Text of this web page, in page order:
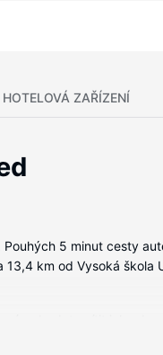
HOTELOVÁ ZAŘÍZENÍ
5 minut cesty
13,4 km od Vysoká škola